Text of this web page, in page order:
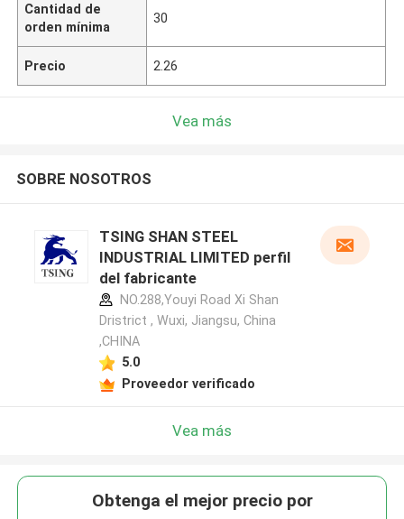
Cantidad de
orden mínima
30
Precio 2.26
Vea más
SOBRE NOSOTROS
TSING SHAN STEEL
INDUSTRIAL LIMITED perfil
del fabricante
NO.288,Youyi Road Xi Shan
Dristrict , Wuxi, Jiangsu, China
,CHINA
5.0
Proveedor verificado
Vea más
Obtenga el mejor precio por